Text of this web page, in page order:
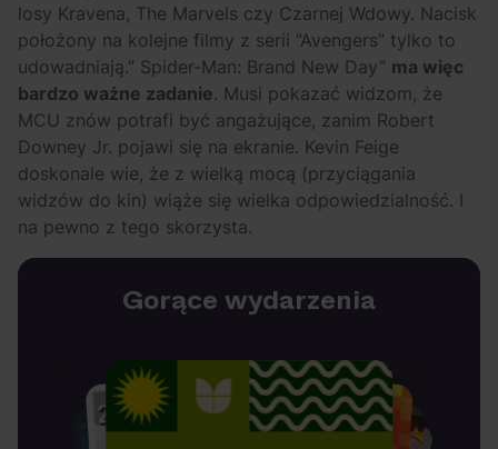
losy Kravena, The Marvels czy Czarnej Wdowy. Nacisk
położony na kolejne filmy z serii “Avengers” tylko to
udowadniają.” Spider-Man: Brand New Day” ma więc
bardzo ważne zadanie. Musi pokazać widzom, że
MCU znów potrafi być angażujące, zanim Robert
Downey Jr. pojawi się na ekranie. Kevin Feige
doskonale wie, że z wielką mocą (przyciągania
widzów do kin) wiąże się wielka odpowiedzialność. I
na pewno z tego skorzysta.
Gorące wydarzenia